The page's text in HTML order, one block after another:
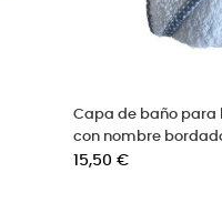
Capa de baño bebé con
bordado rosa